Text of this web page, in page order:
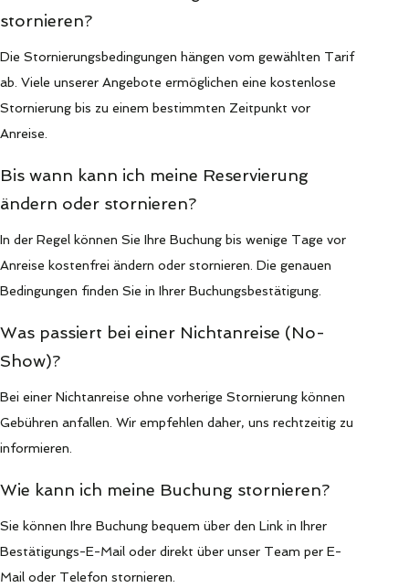
stornieren?
Die Stornierungsbedingungen hängen vom gewählten Tarif
ab. Viele unserer Angebote ermöglichen eine kostenlose
Stornierung bis zu einem bestimmten Zeitpunkt vor
Anreise.
Bis wann kann ich meine Reservierung
ändern oder stornieren?
In der Regel können Sie Ihre Buchung bis wenige Tage vor
Anreise kostenfrei ändern oder stornieren. Die genauen
Bedingungen finden Sie in Ihrer Buchungsbestätigung.
Was passiert bei einer Nichtanreise (No-
Show)?
Bei einer Nichtanreise ohne vorherige Stornierung können
Gebühren anfallen. Wir empfehlen daher, uns rechtzeitig zu
informieren.
Wie kann ich meine Buchung stornieren?
Sie können Ihre Buchung bequem über den Link in Ihrer
Bestätigungs-E-Mail oder direkt über unser Team per E-
Mail oder Telefon stornieren.